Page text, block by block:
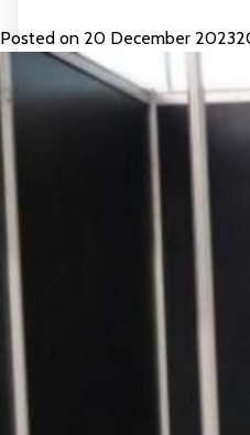
Posted on 20 December 2023